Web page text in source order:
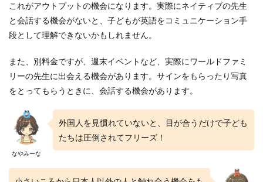
これがアウトプットの機会になります。実際にネイティブの先生
と会話する機会がないと、子どもが英語をコミュニケーション手
段として理解できないかもしれません。
また、別料金ですが、週末イベントなど、実際にワールドファミ
リーの先生に出会える機会があります。サインをもらったり写真
をとってもらうときに、会話する機会があります。
なやみーな
外国人を見慣れていないと、目が合うだけで子ども
たちは圧倒されてフリーズ！